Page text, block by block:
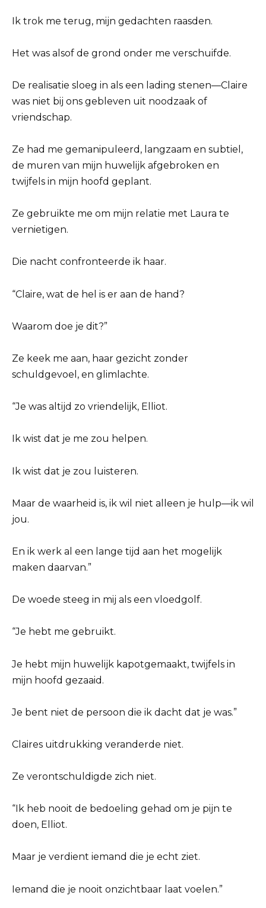
Ik trok me terug, mijn gedachten raasden.
Het was alsof de grond onder me verschuifde.
De realisatie sloeg in als een lading stenen—Claire
was niet bij ons gebleven uit noodzaak of
vriendschap.
Ze had me gemanipuleerd, langzaam en subtiel,
de muren van mijn huwelijk afgebroken en
twijfels in mijn hoofd geplant.
Ze gebruikte me om mijn relatie met Laura te
vernietigen.
Die nacht confronteerde ik haar.
“Claire, wat de hel is er aan de hand?
Waarom doe je dit?”
Ze keek me aan, haar gezicht zonder
schuldgevoel, en glimlachte.
“Je was altijd zo vriendelijk, Elliot.
Ik wist dat je me zou helpen.
Ik wist dat je zou luisteren.
Maar de waarheid is, ik wil niet alleen je hulp—ik wil
jou.
En ik werk al een lange tijd aan het mogelijk
maken daarvan.”
De woede steeg in mij als een vloedgolf.
“Je hebt me gebruikt.
Je hebt mijn huwelijk kapotgemaakt, twijfels in
mijn hoofd gezaaid.
Je bent niet de persoon die ik dacht dat je was.”
Claires uitdrukking veranderde niet.
Ze verontschuldigde zich niet.
“Ik heb nooit de bedoeling gehad om je pijn te
doen, Elliot.
Maar je verdient iemand die je echt ziet.
Iemand die je nooit onzichtbaar laat voelen.”